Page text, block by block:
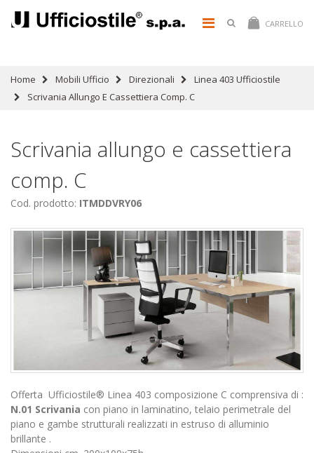
CARRELLO
Home Mobili Ufficio Direzionali
Linea 403 Ufficiostile
Scrivania Allungo E Cassettiera Comp. C
Scrivania allungo e cassettiera
comp. C
Cod. prodotto: ITMDDVRY06
Offerta Ufficiostile® Linea 403 composizione C comprensiva di :
N.01 Scrivania con piano in laminatino, telaio perimetrale del
piano e gambe strutturali realizzati in estruso di alluminio
brillante .